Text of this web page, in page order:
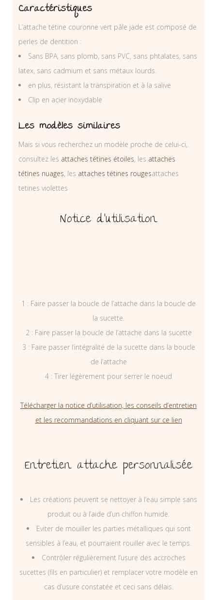
Caractéristiques
L’attache tétine couronne vert pâle jade est composé de
perles de dentition :
Sans BPA, sans plomb, sans PVC, sans phtalates, sans
latex, sans cadmium et sans métaux lourds.
en plus, résistant la transpiration et à la salive
Clip en acier inoxydable
Les modèles similaires
Mais si vous recherchez un modèle proche de celui-ci,
consultez les attaches tétines étoiles, les attaches
tétines nuages, les attaches tétines rougesattaches
tetines violettes
Notice d’utilisation
1 : Faire passer la boucle de l’attache dans la boucle de
la sucette.
2 : Faire passer la boucle de l’attache dans la sucette
3 : Faire passer l’intégralité de la sucette dans la boucle
de l’attache
4 : Tirer légèrement pour serrer le noeud
Télécharger la notice d’utilisation, les conseils d’entretien
et les recommandations en cliquant sur ce lien
Entretien attache personnalisée
Les créations peuvent se nettoyer à l’eau simple sans
produit ou à l’aide d’un chiffon humide.
Eviter de mouiller les parties métalliques qui sont
sensibles à l’eau, et pourraient rouiller avec le temps.
Contrôler régulièrement l’usure des accroches
sucettes (fils en particulier) et remplacer votre modèle en
cas d’usure constatée et ceci sans délais.